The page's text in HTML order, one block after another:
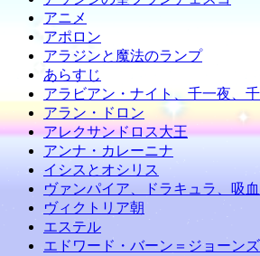
アニメ
アポロン
アラジンと魔法のランプ
あらすじ
アラビアン・ナイト、千一夜、
アラン・ドロン
アレクサンドロス大王
アンナ・カレーニナ
イシスとオシリス
ヴァンパイア、ドラキュラ、吸
ヴィクトリア朝
エステル
エドワード・バーン＝ジョーンズ